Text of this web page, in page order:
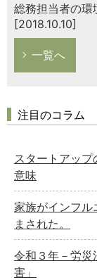
総務担当者の
[2018.10.10]
一覧へ
注目のコラム
スタートアッ
意味
家族がインフル
まされた。
令和３年－労災
害」